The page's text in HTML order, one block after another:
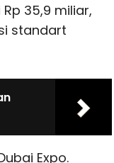
35,9 miliar,
standart
Expo.